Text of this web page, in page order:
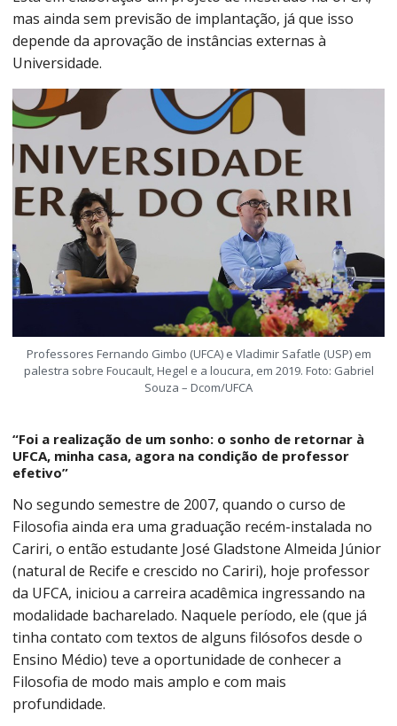
mas ainda sem previsão de implantação, já que isso
depende da aprovação de instâncias externas à
Universidade.
Professores Fernando Gimbo (UFCA) e Vladimir Safatle (USP) em
palestra sobre Foucault, Hegel e a loucura, em 2019. Foto: Gabriel
Souza – Dcom/UFCA
“Foi a realização de um sonho: o sonho de retornar à
UFCA, minha casa, agora na condição de professor
efetivo”
No segundo semestre de 2007, quando o curso de
Filosofia ainda era uma graduação recém-instalada no
Cariri, o então estudante José Gladstone Almeida Júnior
(natural de Recife e crescido no Cariri), hoje professor
da UFCA, iniciou a carreira acadêmica ingressando na
modalidade bacharelado. Naquele período, ele (que já
tinha contato com textos de alguns filósofos desde o
Ensino Médio) teve a oportunidade de conhecer a
Filosofia de modo mais amplo e com mais
profundidade.